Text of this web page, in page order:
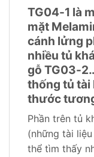
TG04-1 là
mặt
cánh lửng
nhiều tủ
gỗ TG03-
thống tủ tài
thước
Phần trên tủ
(những tài
thể tìm thấy